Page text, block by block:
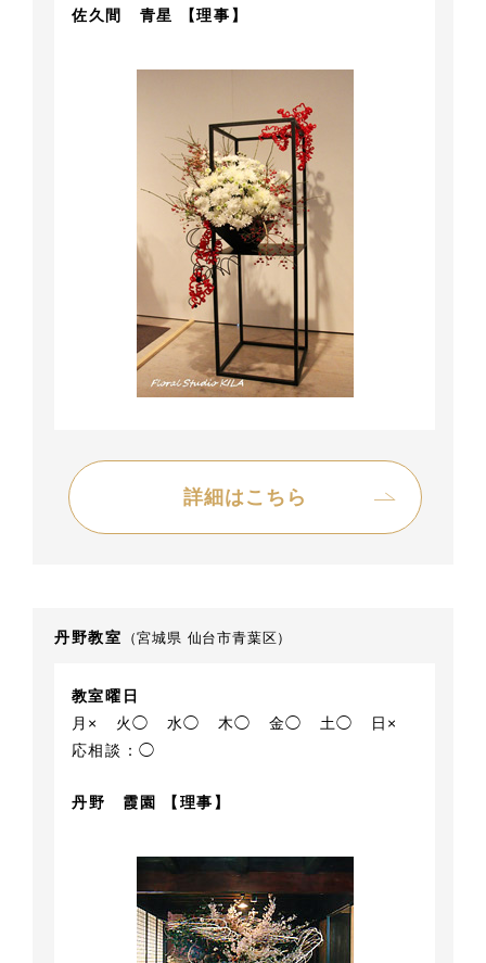
佐久間 青星 【理事】
詳細はこちら
丹野教室 （宮城県 仙台市青葉区）
教室曜日
月×
火◯ 水◯ 木◯ 金◯ 土◯
日×
応相談：◯
丹野 霞園 【理事】